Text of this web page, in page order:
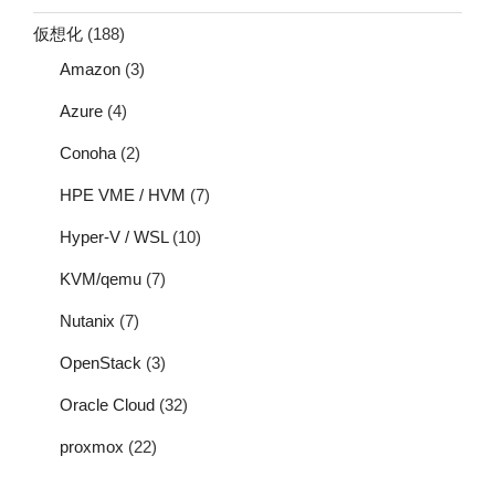
仮想化 (188)
Amazon (3)
Azure (4)
Conoha (2)
HPE VME / HVM (7)
Hyper-V / WSL(10)
KVM/qemu (7)
Nutanix (7)
OpenStack (3)
Oracle Cloud (32)
proxmox (22)